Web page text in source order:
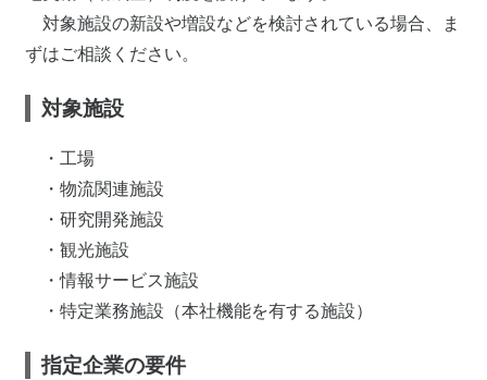
対象施設の新設や増設などを検討されている場合、ま
ずはご相談ください。
対象施設
・工場
・物流関連施設
・研究開発施設
・観光施設
・情報サービス施設
・特定業務施設（本社機能を有する施設）
指定企業の要件